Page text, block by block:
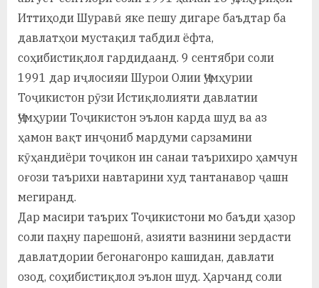
Иттиҳоди Шуравӣ яке пешу дигаре баъдтар ба
давлатҳои мустақил табдил ёфта,
соҳибистиқлол гардидаанд. 9 сентябри соли
1991 дар иҷлосияи Шурои Олии Ҷумҳурии
Тоҷикистон рӯзи Истиқлолияти давлатии
Ҷумҳурии Тоҷикистон эълон карда шуд ва аз
ҳамон вақт инҷониб мардуми сарзамини
кӯҳандиёри тоҷикон ин санаи таърихиро ҳамчун
оғози таърихи навтарини худ тантанавор ҷашн
мегиранд.
Дар масири таърих Тоҷикистони мо баъди ҳазор
соли паҳну парешонӣ, азияти вазнини зердасти
давлатдории бегонагонро кашидан, давлати
озод, соҳибистиқлол эълон шуд. Ҳарчанд соли